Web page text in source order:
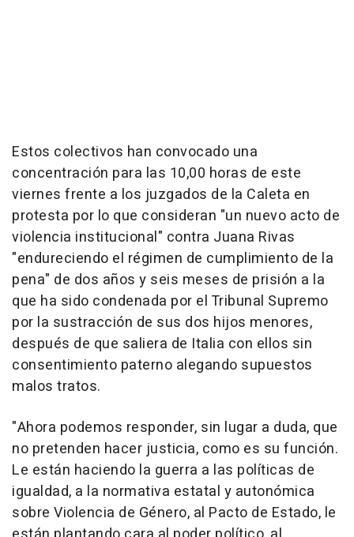
Estos colectivos han convocado una
concentración para las 10,00 horas de este
viernes frente a los juzgados de la Caleta en
protesta por lo que consideran "un nuevo acto de
violencia institucional" contra Juana Rivas
"endureciendo el régimen de cumplimiento de la
pena" de dos años y seis meses de prisión a la
que ha sido condenada por el Tribunal Supremo
por la sustracción de sus dos hijos menores,
después de que saliera de Italia con ellos sin
consentimiento paterno alegando supuestos
malos tratos.
"Ahora podemos responder, sin lugar a duda, que
no pretenden hacer justicia, como es su función.
Le están haciendo la guerra a las políticas de
igualdad, a la normativa estatal y autonómica
sobre Violencia de Género, al Pacto de Estado, le